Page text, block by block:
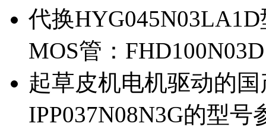
代换
MOS管：
起草皮机电机驱动的
IPP037N08N3G的型号